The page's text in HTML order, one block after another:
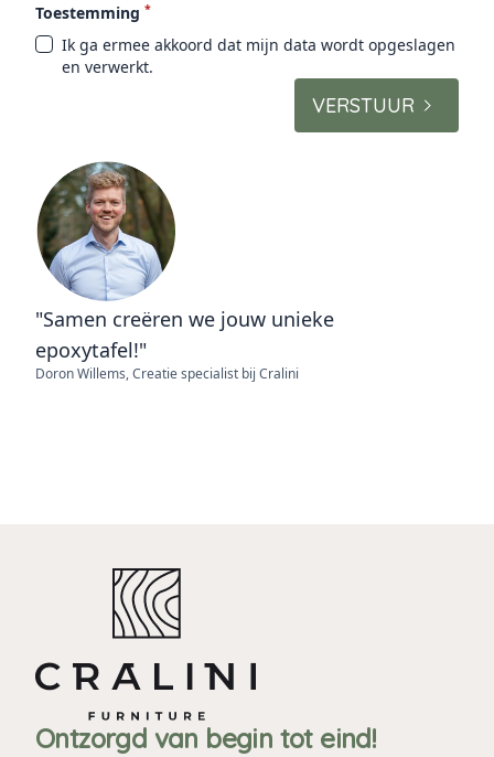
Toestemming *
Ik ga ermee akkoord dat mijn data wordt opgeslagen
en verwerkt.
VERSTUUR
"Samen creëren we jouw unieke
epoxytafel!"
Doron Willems, Creatie specialist bij Cralini
Ontzorgd van begin tot eind!